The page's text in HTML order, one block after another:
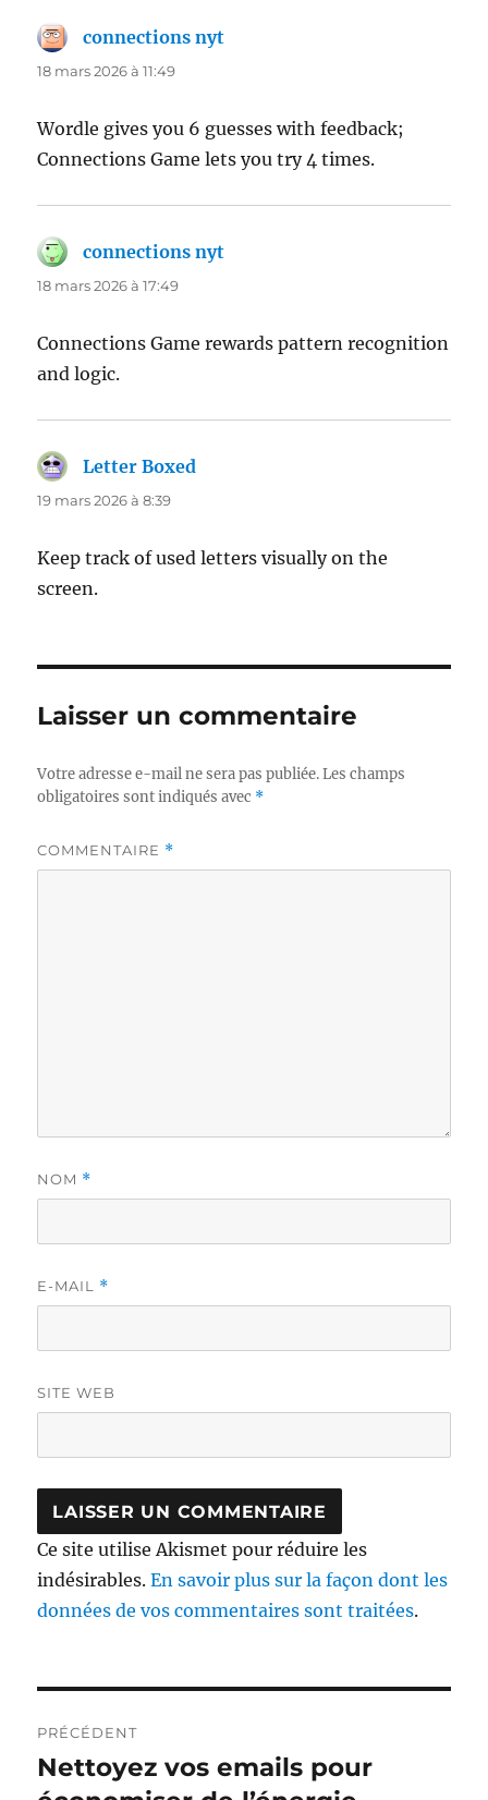
connections nyt
18 mars 2026 à 11:49
Wordle gives you 6 guesses with feedback;
Connections Game lets you try 4 times.
connections nyt
18 mars 2026 à 17:49
Connections Game rewards pattern recognition
and logic.
Letter Boxed
19 mars 2026 à 8:39
Keep track of used letters visually on the
screen.
Laisser un commentaire
Votre adresse e-mail ne sera pas publiée. Les champs
obligatoires sont indiqués avec *
COMMENTAIRE *
NOM *
E-MAIL *
SITE WEB
Ce site utilise Akismet pour réduire les
indésirables.En savoir plus sur la façon dont les
données de vos commentaires sont traitées.
de
PRÉCÉDENT
Publication
Nettoyez vos emails pour